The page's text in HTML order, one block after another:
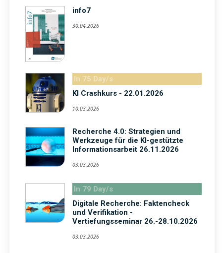
info7
30.04.2026
In 75 Day/s
KI Crashkurs - 22.01.2026
10.03.2026
Recherche 4.0: Strategien und
Werkzeuge für die KI-gestützte
Informationsarbeit 26.11.2026
03.03.2026
In 79 Day/s
Digitale Recherche: Faktencheck
und Verifikation -
Vertiefungsseminar 26.-28.10.2026
03.03.2026